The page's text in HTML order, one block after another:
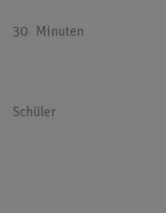
30 Minuten
Schüler